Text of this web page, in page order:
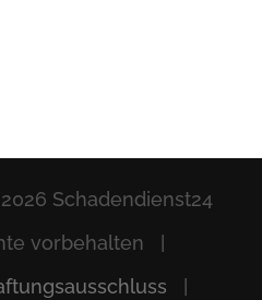
2026 Schadendienst24
vorbehalten |